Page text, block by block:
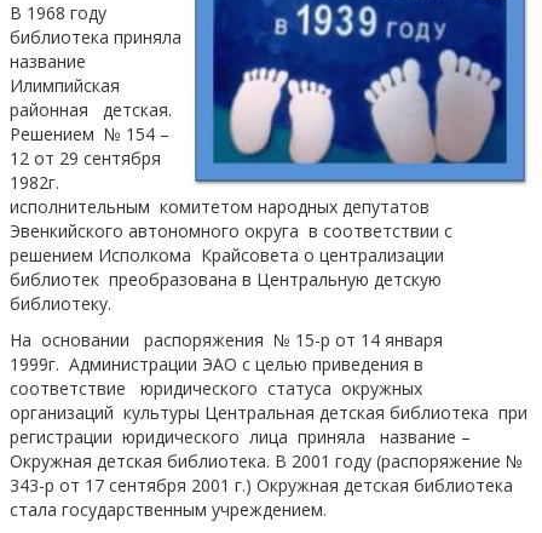
В 1968 году
библиотека приняла
название
Илимпийская
районная детская.
Решением № 154 –
12 от 29 сентября
1982г.
исполнительным комитетом народных депутатов
Эвенкийского автономного округа в соответствии с
решением Исполкома Крайсовета о централизации
библиотек преобразована в Центральную детскую
библиотеку.
На основании распоряжения № 15-р от 14 января
1999г. Администрации ЭАО с целью приведения в
соответствие юридического статуса окружных
организаций культуры Центральная детская библиотека при
регистрации юридического лица приняла название –
Окружная детская библиотека. В 2001 году (распоряжение №
343-р от 17 сентября 2001 г.) Окружная детская библиотека
стала государственным учреждением.